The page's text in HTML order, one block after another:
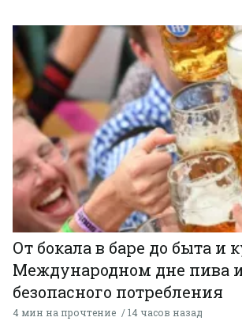
От бокала в баре до быта и
Международном дне пива
безопасного потребления
4 мин на прочтение 14 часов назад